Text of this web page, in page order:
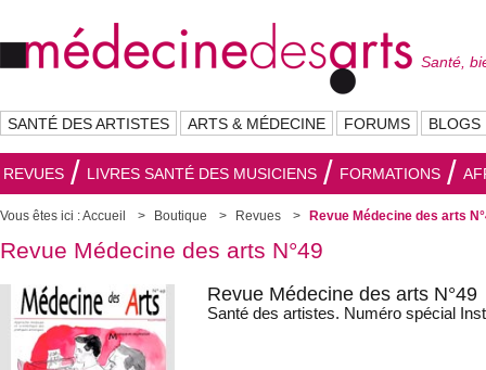
Santé,
SANTÉ DES ARTISTES ARTS & MÉDECINE FORUMS BLOGS
REVUES LIVRES SANTÉ DES MUSICIENS FORMATIONS
Vous êtes ici :Accueil Boutique Revues Revue Médecine des arts
Revue Médecine des arts N°49
Revue Médecine des arts N°49
Santé des artistes. Numéro spécial